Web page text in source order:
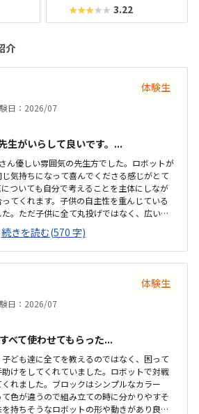
★★★★★ 3.22
介
体験生
日：2026/07
生がいらして良いです。...
ん優しい雰囲気の先生方でした。ロボットが
気持ちになって喜んでくださる感じがとて
ついても自分で考えることを主体にしなが
てくれます。子供の自主性を重んじている
。ただ子供に全て丸投げではなく、広い机
どこに置いたらやりやすいかな？」と声を
自分で考えていました。ロボット作りもヒ
分で教科書を読んで作り上げていました。
です。急な坂道があるので、暑い夏など、重
ず手を洗うルールも良いです。教室にある
整頓されています。キット代が兄弟割引で
も無料に。欲を言えば、...
続きを読む(570 字)
体験生
日：2026/07
べて使わせてもらった...
ども達に全てを教えるのではなく、困って
けをしてくれていました。ロボットで対戦
れました。ブロックはシンプルなカラー
色が違うので組み立ての時に分かりやすそ
持ちそうなロボットの形や動きがあり良か